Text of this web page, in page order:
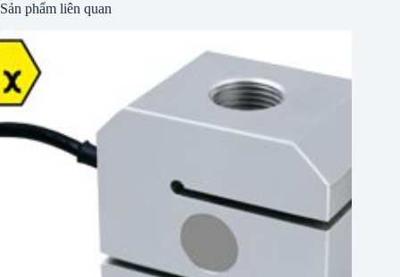
Sản phẩm liên quan